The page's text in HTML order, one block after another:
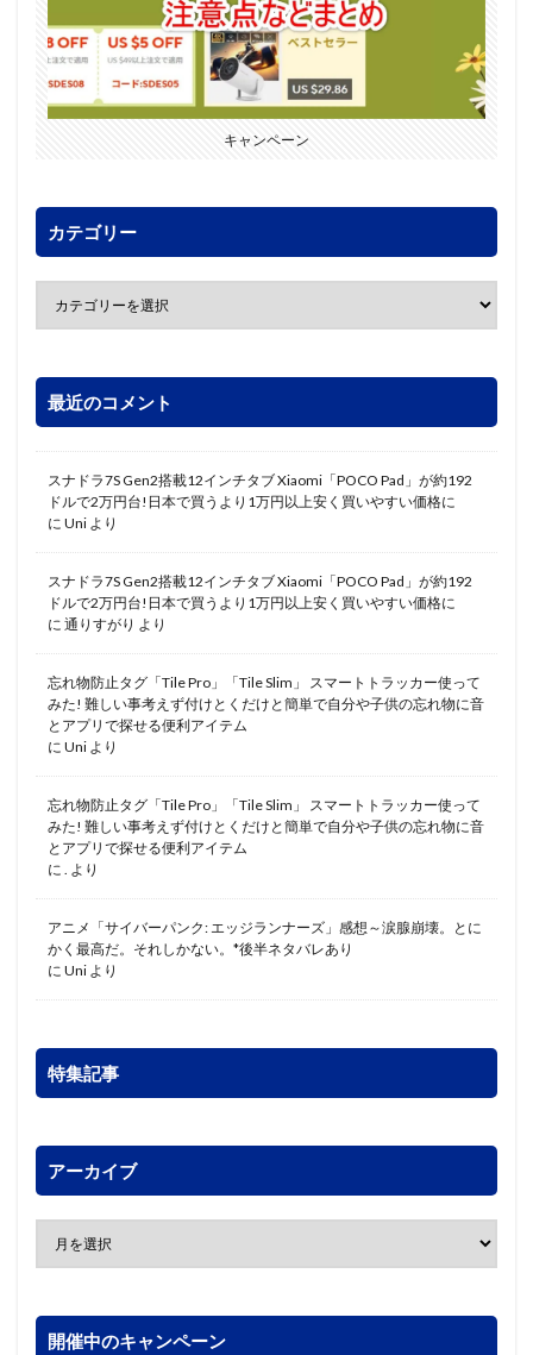
キャンペーン
カテゴリー
最近のコメント
スナドラ7S Gen2搭載12インチタブ Xiaomi「POCO Pad」が約192
ドルで2万円台!日本で買うより1万円以上安く買いやすい価格に
に Uni より
スナドラ7S Gen2搭載12インチタブ Xiaomi「POCO Pad」が約192
ドルで2万円台!日本で買うより1万円以上安く買いやすい価格に
に 通りすがり より
忘れ物防止タグ「Tile Pro」「Tile Slim」 スマートトラッカー使って
みた! 難しい事考えず付けとくだけと簡単で自分や子供の忘れ物に音
とアプリで探せる便利アイテム
に Uni より
忘れ物防止タグ「Tile Pro」「Tile Slim」 スマートトラッカー使って
みた! 難しい事考えず付けとくだけと簡単で自分や子供の忘れ物に音
とアプリで探せる便利アイテム
に
より
アニメ「サイバーパンク: エッジランナーズ」感想～涙腺崩壊。とに
かく最高だ。それしかない。*後半ネタバレあり
に Uni より
特集記事
アーカイブ
開催中のキャンペーン